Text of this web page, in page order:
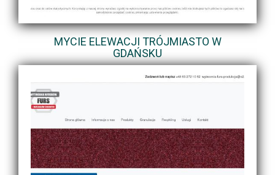
MYCIE ELEWACJI TRÓJMIASTO W
GDAŃSKU